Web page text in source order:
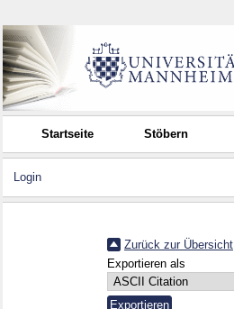
Startseite Stöbern
Login
Zurück zur Übersicht
Exportieren als